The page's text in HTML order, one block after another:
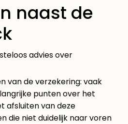
naast de
advies over
van de verzekering: vaak
punten over het
afsluiten van deze
die niet duidelijk naar voren